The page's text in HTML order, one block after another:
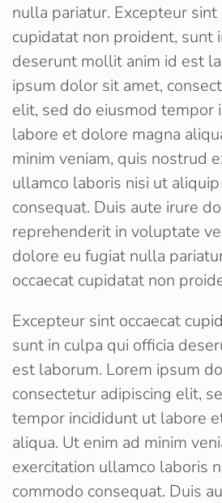
nulla pariatur. Excepteur sint
cupidatat non proident, sunt
deserunt mollit anim id est
ipsum dolor sit amet,
elit, sed do eiusmod tempor
labore et dolore magna
minim veniam, quis nostrud
ullamco laboris nisi ut
consequat. Duis aute irure
reprehenderit in voluptate
dolore eu fugiat nulla
occaecat cupidatat non
Excepteur sint occaecat
sunt in culpa qui officia
est laborum. Lorem ipsum
consectetur adipiscing elit,
tempor incididunt ut labore
aliqua. Ut enim ad minim
exercitation ullamco laboris
commodo consequat. Duis